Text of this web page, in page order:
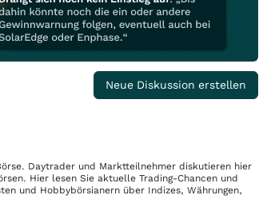
Neue Diskussion erstellen
Daytrader und Marktteilnehmer diskutieren hier
Hier lesen Sie aktuelle Trading-Chancen und
und Hobbybörsianern über Indizes, Währungen,